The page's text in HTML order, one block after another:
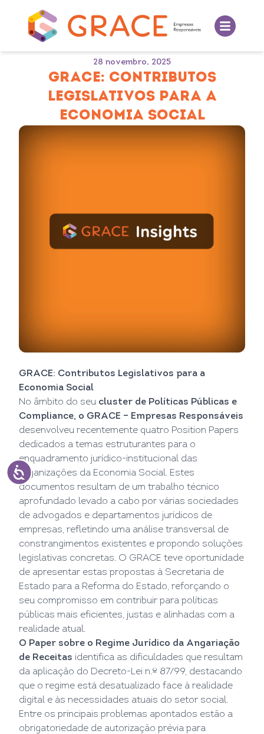
28 novembro, 2025
GRACE: CONTRIBUTOS
LEGISLATIVOS PARA A
ECONOMIA SOCIAL
GRACE: Contributos Legislativos para a
Economia Social
No âmbito do seu cluster de Políticas Públicas e
Compliance, o GRACE – Empresas Responsáveis
desenvolveu recentemente quatro Position Papers
dedicados a temas estruturantes para o
enquadramento jurídico-institucional das
organizações da Economia Social. Estes
documentos resultam de um trabalho técnico
aprofundado levado a cabo por várias sociedades
de advogados e departamentos jurídicos de
empresas, refletindo uma análise transversal de
constrangimentos existentes e propondo soluções
legislativas concretas. O GRACE teve oportunidade
de apresentar estas propostas à Secretaria de
Estado para a Reforma do Estado, reforçando o
seu compromisso em contribuir para políticas
públicas mais eficientes, justas e alinhadas com a
realidade atual.
O Paper sobre o Regime Jurídico da Angariação
de Receitas identifica as dificuldades que resultam
da aplicação do Decreto-Lei n.º 87/99, destacando
que o regime está desatualizado face à realidade
digital e às necessidades atuais do setor social.
Entre os principais problemas apontados estão a
obrigatoriedade de autorização prévia para